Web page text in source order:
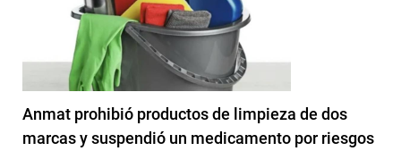
Anmat prohibió productos de limpieza de dos
marcas y suspendió un medicamento por riesgos